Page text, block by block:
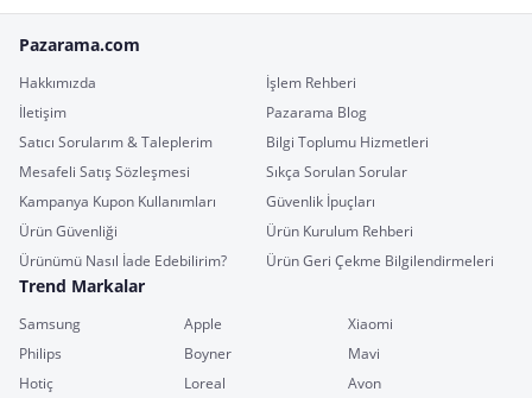
Pazarama.com
Hakkımızda
İşlem Rehberi
İletişim
Pazarama Blog
Satıcı Sorularım & Taleplerim
Bilgi Toplumu Hizmetleri
Mesafeli Satış Sözleşmesi
Sıkça Sorulan Sorular
Kampanya Kupon Kullanımları
Güvenlik İpuçları
Ürün Güvenliği
Ürün Kurulum Rehberi
Ürünümü Nasıl İade Edebilirim?
Ürün Geri Çekme Bilgilendirmeleri
Trend Markalar
Samsung Apple
Xiaomi
Philips
Boyner
Mavi
Hotiç
Loreal
Avon